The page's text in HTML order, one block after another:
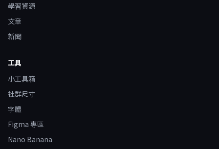
學習資源
文章
新聞
工具
小工具箱
社群尺寸
字體
Figma 專區
Nano Banana